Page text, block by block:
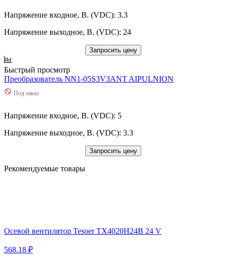
Напряжение входное, В. (VDC): 3.3
Напряжение выходное, В. (VDC): 24
Запросить цену
Быстрый просмотр
Преобразователь NN1-05S3V3ANT AIPULNION
Под заказ
Напряжение входное, В. (VDC): 5
Напряжение выходное, В. (VDC): 3.3
Запросить цену
Рекомендуемые товары
Осевой вентилятор Tesoer TX4020H24B 24 V
568.18 ₽